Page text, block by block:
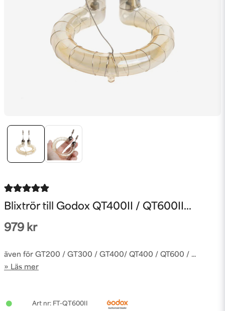
Blixtrör till Godox QT400II / QT600II...
979 kr
även för GT200 / GT300 / GT400/ QT400 / QT600 / ...
Läs mer
FT-QT600II